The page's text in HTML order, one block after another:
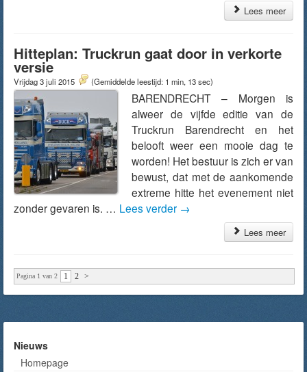
Lees meer
Hitteplan: Truckrun gaat door in verkorte
versie
Vrijdag 3 juli 2015 (Gemiddelde leestijd: 1 min, 13 sec)
BARENDRECHT – Morgen is
alweer de vijfde editie van de
Truckrun Barendrecht en het
belooft weer een mooie dag te
worden! Het bestuur is zich er van
bewust, dat met de aankomende
extreme hitte het evenement niet
zonder gevaren is. … Lees verder →
Lees meer
Pagina 1 van 2 1 2 >
Nieuws
Homepage